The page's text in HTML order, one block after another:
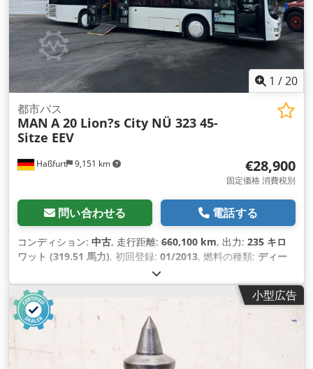
1 /20
Haßfurt 9,151 km
都市バス
MAN A 20 Lion?s City NÜ 323 45-
Sitze EEV
€28,900
固定価格 消費税別
問い合わせる 電話する
コンディション: 中古, 走行距離: 660,100 km, 出力: 235 キロ
ワット (319.51 馬力), 初回登録: 01/2013, 燃料の種類: ディー
オートマチック
ロ5, 色:白色, ブレーキ:リターダ, 装備:ABS（アンチロック・
ブレーキ・システム）, エアコン, パーキングヒーター,
小型広告